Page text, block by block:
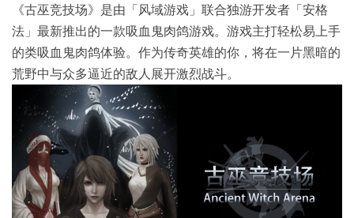
《古巫竞技场》是由「风域游戏」联合独游开发者「安格
法」最新推出的一款吸血鬼肉鸽游戏。游戏主打轻松易上手
的类吸血鬼肉鸽体验。作为传奇英雄的你，将在一片黑暗的
荒野中与众多逼近的敌人展开激烈战斗。